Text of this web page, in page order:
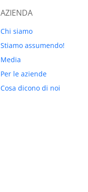
AZIENDA
Chi siamo
Stiamo assumendo!
Media
Per le aziende
Cosa dicono di noi